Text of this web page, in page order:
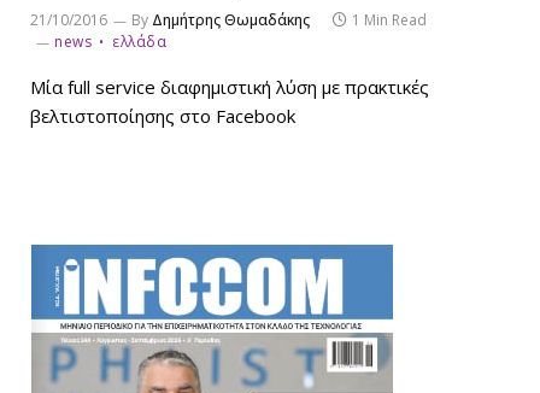
21/10/2016 By Δημήτρης Θωμαδάκης
1 Min Read
news
ελλάδα
Μία full service διαφημιστική λύση με πρακτικές
βελτιστοποίησης στο Facebook